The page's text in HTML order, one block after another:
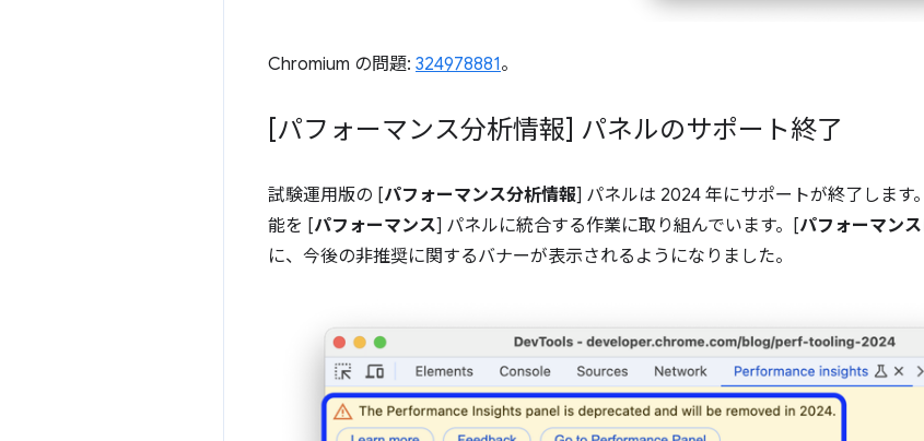
Chromium の問題: 324978881。
[パフォーマンス分析情報] パネルのサポート終了
試験運用版の [パフォーマンス分析情報] パネルは 2024 年にサポートが終了しま
能を [パフォーマンス] パネルに統合する作業に取り組んでいます。[パフォーマン
に、今後の非推奨に関するバナーが表示されるようになりました。